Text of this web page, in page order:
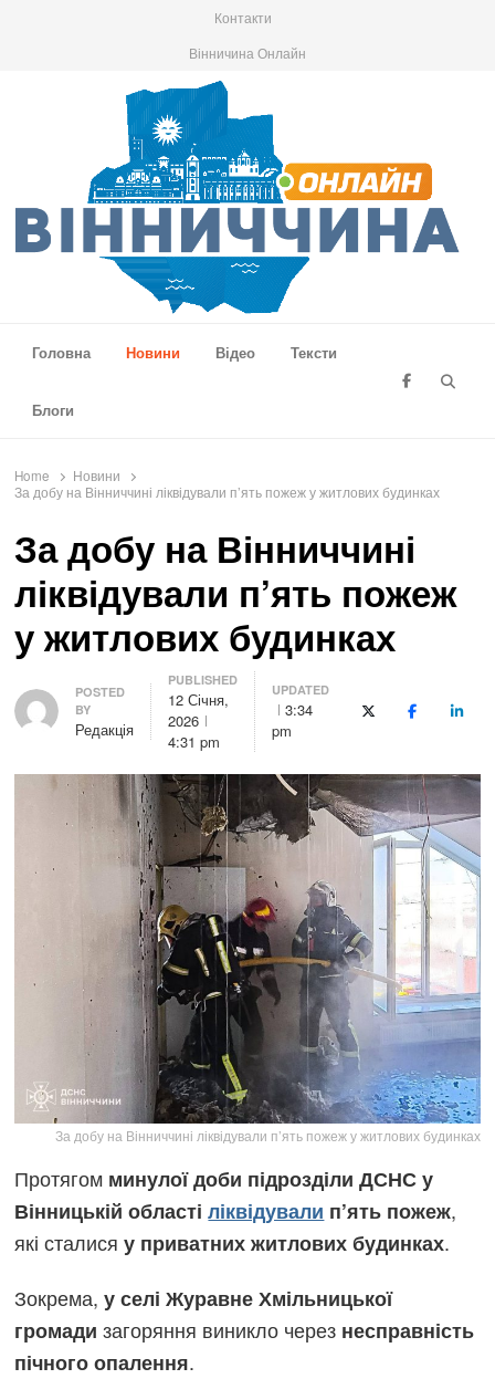
Контакти
Вінничина Онлайн
Головна
Новини Відео Тексти
Блоги
Home
Новини
За добу на Вінниччині ліквідували п’ять пожеж у житлових будинках
За добу на Вінниччині
ліквідували п’ять пожеж
у житлових будинках
Author
POSTED
BY
Редакція
PUBLISHED
12 Січня,
2026
4:31 pm
UPDATED
3:34
pm
X (Twitter)Facebook
За добу на Вінниччині ліквідували п’ять пожеж у житлових будинках
Протягом минулої доби підрозділи ДСНС у
Вінницькій областіліквідували п’ять пожеж,
які сталисяу приватних житлових будинках.
Зокрема,у селі Журавне Хмільницької
громади загоряння виникло через несправність
пічного опалення.